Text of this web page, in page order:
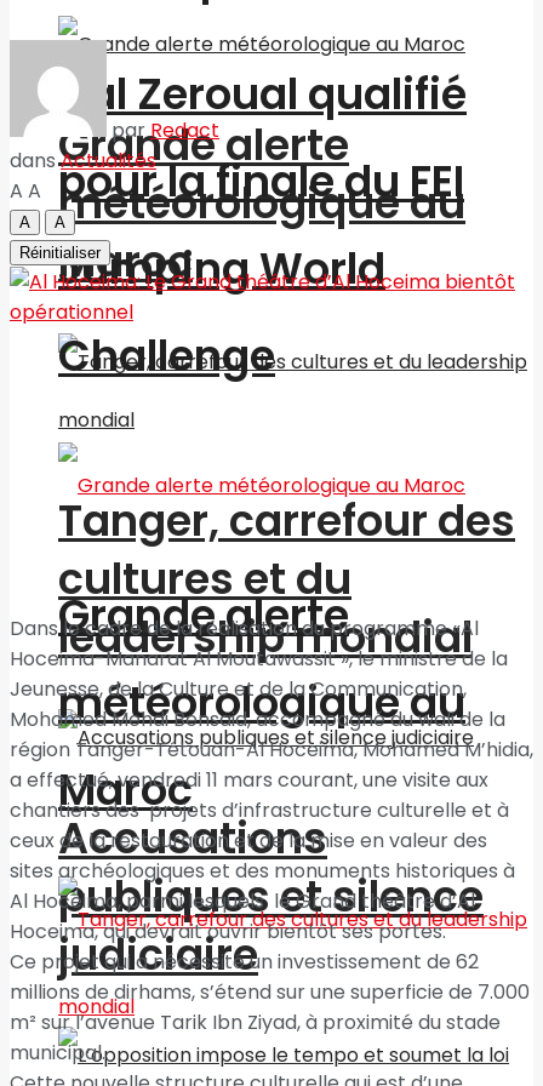
Grande alerte
météorologique au
Maroc
Tanger, carrefour des
cultures et du
leadership mondial
Accusations
publiques et silence
judiciaire
Nal Zeroual qualifié
pour la finale du FEI
Jumping World
Challenge
Grande alerte
météorologique au
Maroc
parRedact
dans Actualités
A A
A
A
Réinitialiser
Dans le cadre de la réalisation du programme «Al
Hoceima-Manarat Al Moutawassit », le ministre de la
Jeunesse, de la Culture et de la Communication,
Mohamed Mehdi Bensaid, accompagné du wali de la
région Tanger-Tétouan-Al Hoceima, Mohamed M’hidia,
a effectué, vendredi 11 mars courant, une visite aux
chantiers des projets d’infrastructure culturelle et à
ceux de la restauration et de la mise en valeur des
sites archéologiques et des monuments historiques à
Al Hoceima, parmi lesquels le Grand théâtre d’Al
Hoceima, qui devrait ouvrir bientôt ses portes.
Ce projet qui a nécessité un investissement de 62
millions de dirhams, s’étend sur une superficie de 7.000
m² sur l’avenue Tarik Ibn Ziyad, à proximité du stade
municipal.